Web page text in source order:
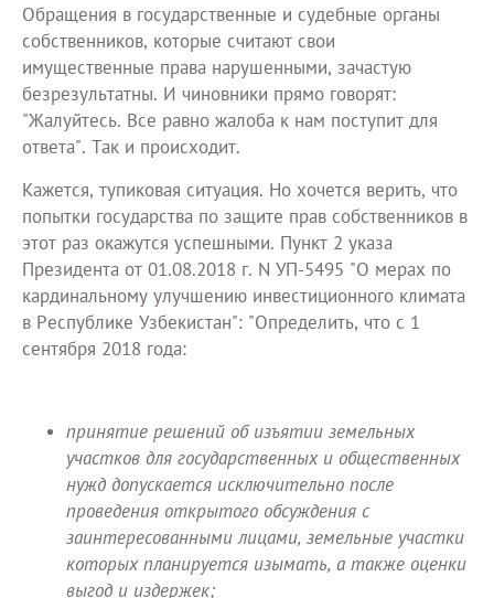
Обращения в государственные и судебные органы
собственников, которые считают свои
имущественные права нарушенными, зачастую
безрезультатны. И чиновники прямо говорят:
"Жалуйтесь. Все равно жалоба к нам поступит для
ответа". Так и происходит.
Кажется, тупиковая ситуация. Но хочется верить, что
попытки государства по защите прав собственников в
этот раз окажутся успешными. Пункт 2 указа
Президента от 01.08.2018 г. N УП-5495 "О мерах по
кардинальному улучшению инвестиционного климата
в Республике Узбекистан": "Определить, что с 1
сентября 2018 года:
принятие решений об изъятии земельных
участков для государственных и общественных
нужд допускается исключительно после
проведения открытого обсуждения с
заинтересованными лицами, земельные участки
которых планируется изымать, а также оценки
выгод и издержек;